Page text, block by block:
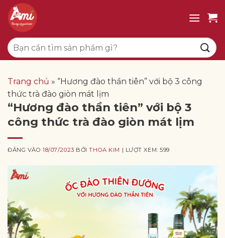
qua
dung
Tìm
kiếm:
Trang chủ » “Hương đào thần tiên” với bộ 3 công
thức trà đào giòn mát lịm
“Hương đào thần tiên” với bộ 3
công thức trà đào giòn mát lịm
ĐĂNG VÀO18/07/2023 BỞITHOA KIM | LƯỢT XEM: 599